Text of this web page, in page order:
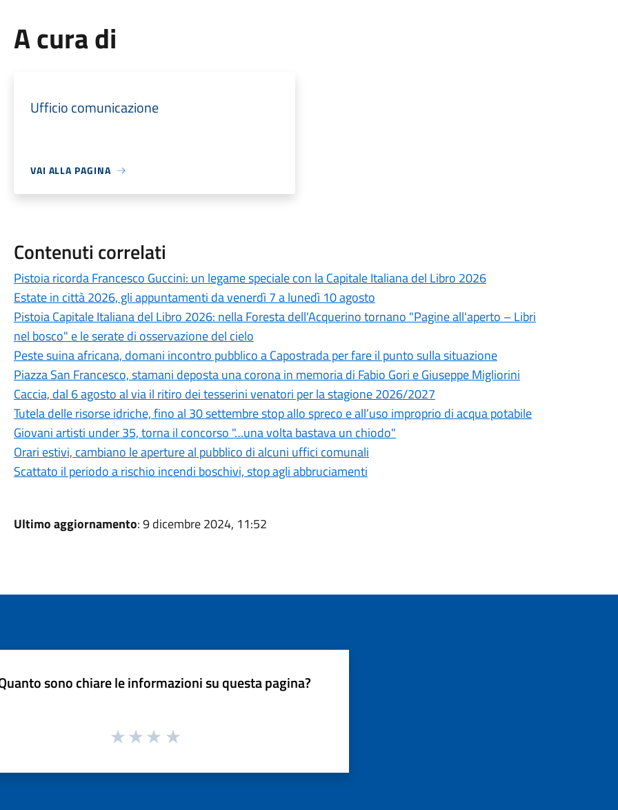
A cura di
Ufficio comunicazione
VAI ALLA PAGINA
Contenuti correlati
Pistoia ricorda Francesco Guccini: un legame speciale con la Capitale Italiana del Libro 2026
Estate in città 2026, gli appuntamenti da venerdì 7 a lunedì 10 agosto
Pistoia Capitale Italiana del Libro 2026: nella Foresta dell'Acquerino tornano "Pagine all'aperto – Libri
nel bosco" e le serate di osservazione del cielo
Peste suina africana, domani incontro pubblico a Capostrada per fare il punto sulla situazione
Piazza San Francesco, stamani deposta una corona in memoria di Fabio Gori e Giuseppe Migliorini
Caccia, dal 6 agosto al via il ritiro dei tesserini venatori per la stagione 2026/2027
Tutela delle risorse idriche, fino al 30 settembre stop allo spreco e all’uso improprio di acqua potabile
Giovani artisti under 35, torna il concorso "…una volta bastava un chiodo"
Orari estivi, cambiano le aperture al pubblico di alcuni uffici comunali
Scattato il periodo a rischio incendi boschivi, stop agli abbruciamenti
Ultimo aggiornamento: 9 dicembre 2024, 11:52
sono chiare le informazioni su questa pagina?